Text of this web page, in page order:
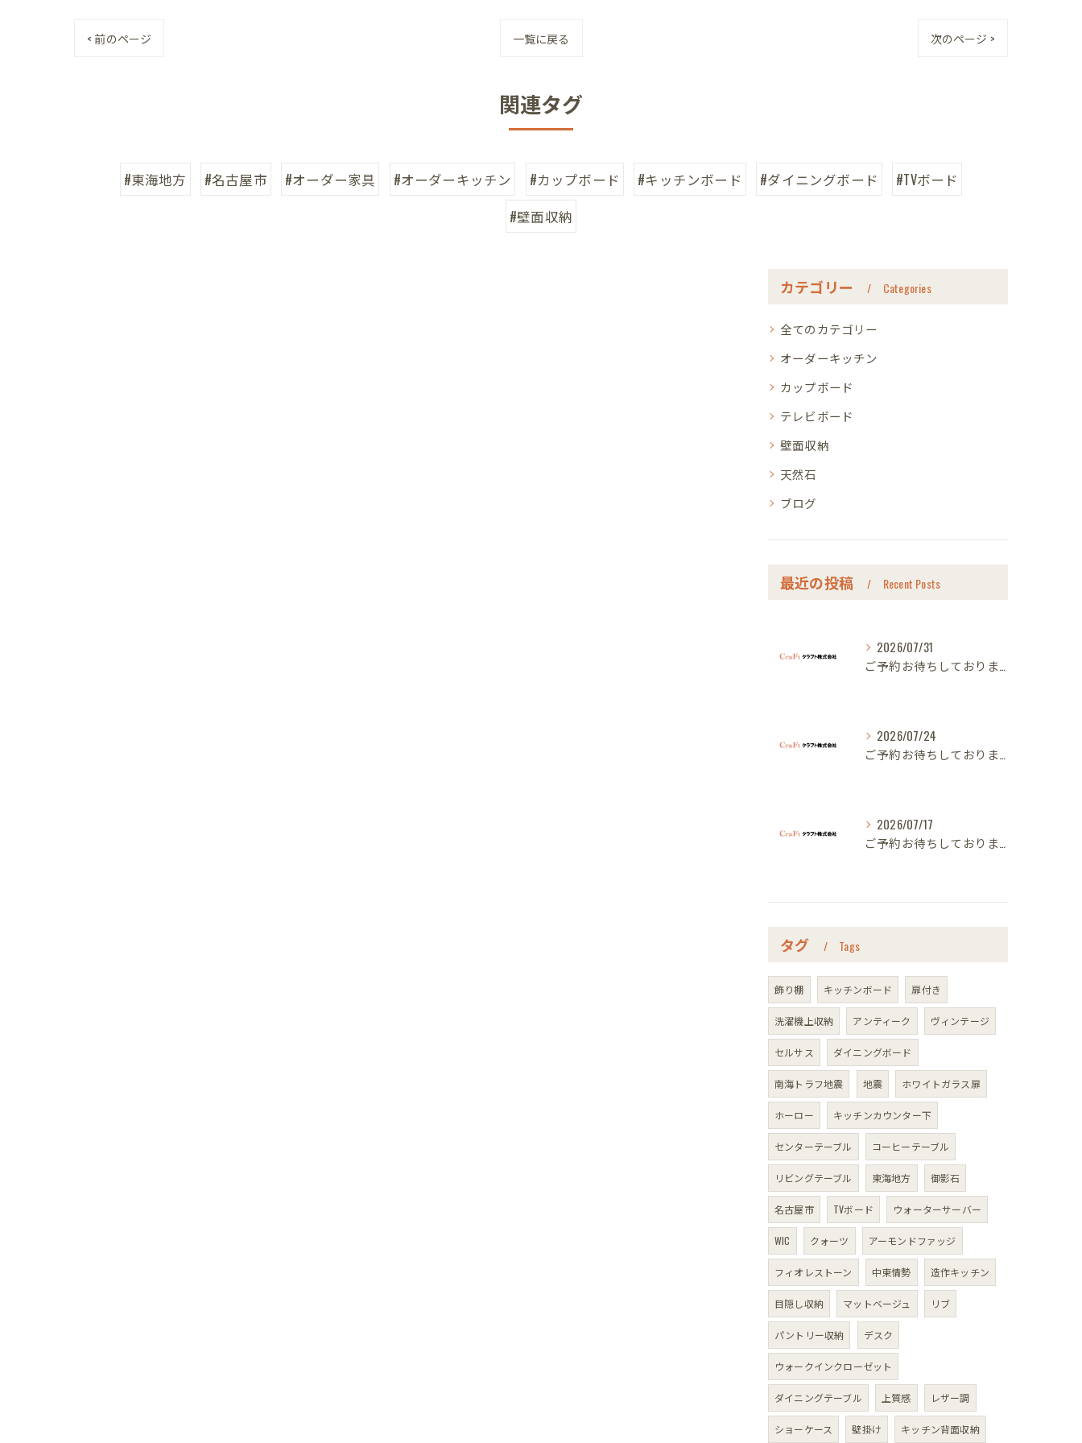
< 前のページ 一覧に戻る 次のページ >
関連タグ
#東海地方 #名古屋市 #オーダー家具 #オーダーキッチン #カップボード #キッチンボード #ダイニングボード
#TVボード
#壁面収納
カテゴリー Categories
全てのカテゴリー
オーダーキッチン
カップボード
テレビボード
壁面収納
天然石
ブログ
最近の投稿 Recent Posts
2026/07/31
ご予約お待ちしております｜名古屋のオーダー家具ならクラフト
2026/07/24
ご予約お待ちしております｜名古屋のオーダー家具ならクラフト
2026/07/17
ご予約お待ちしております｜名古屋のオーダー家具ならクラフト
タグ Tags
飾り棚 キッチンボード 扉付き
洗濯機上収納 アンティーク ヴィンテージ
セルサス ダイニングボード
南海トラフ地震 地震 ホワイトガラス扉
ホーロー キッチンカウンター下
センターテーブル コーヒーテーブル
リビングテーブル 東海地方 御影石
名古屋市 TVボード ウォーターサーバー
WIC クォーツ アーモンドファッジ
フィオレストーン 中東情勢 造作キッチン
目隠し収納 マットベージュ リブ
パントリー収納 デスク
ウォークインクローゼット
ダイニングテーブル 上質感 レザー調
ショーケース 壁掛け キッチン背面収納